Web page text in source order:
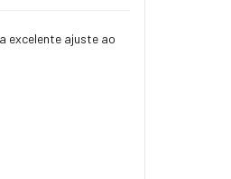
excelente ajuste ao